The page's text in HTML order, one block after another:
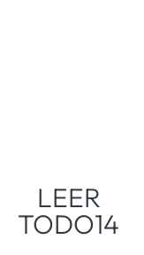
LEER
TODO14